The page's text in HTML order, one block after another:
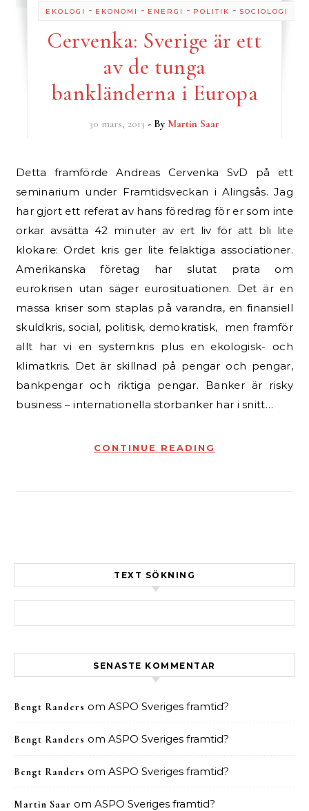
EKOLOGI - EKONOMI - ENERGI - POLITIK - SOCIOLOGI
Cervenka: Sverige är ett
av de tunga
bankländerna i Europa
30 mars, 2013 - By Martin Saar
Detta framförde Andreas Cervenka SvD på ett
seminarium under Framtidsveckan i Alingsås. Jag
har gjort ett referat av hans föredrag för er som inte
orkar avsätta 42 minuter av ert liv för att bli lite
klokare: Ordet kris ger lite felaktiga associationer.
Amerikanska företag har slutat prata om
eurokrisen utan säger eurosituationen. Det är en
massa kriser som staplas på varandra, en finansiell
skuldkris, social, politisk, demokratisk, men framför
allt har vi en systemkris plus en ekologisk- och
klimatkris. Det är skillnad på pengar och pengar,
bankpengar och riktiga pengar. Banker är risky
business – internationella storbanker har i snitt…
CONTINUE READING
TEXT SÖKNING
SENASTE KOMMENTAR
Bengt Randers om ASPO Sveriges framtid?
Bengt Randers om ASPO Sveriges framtid?
Bengt Randers om ASPO Sveriges framtid?
Martin Saar om ASPO Sveriges framtid?